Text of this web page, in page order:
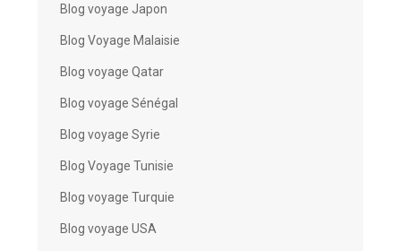
Blog voyage Japon
Blog Voyage Malaisie
Blog voyage Qatar
Blog voyage Sénégal
Blog voyage Syrie
Blog Voyage Tunisie
Blog voyage Turquie
Blog voyage USA